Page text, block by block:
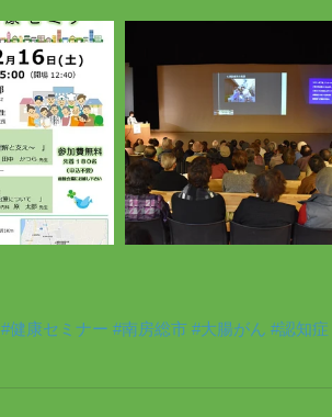
#健康セミナー #南房総市 #大腸がん #認知症